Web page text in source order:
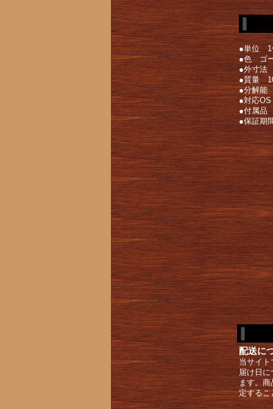
●単位 1
●色 ゴ
●外寸法
●質量
●分解能
●対応
●付属品
●保証期
配送に
当サイ
届け日
ます。商
定するこ